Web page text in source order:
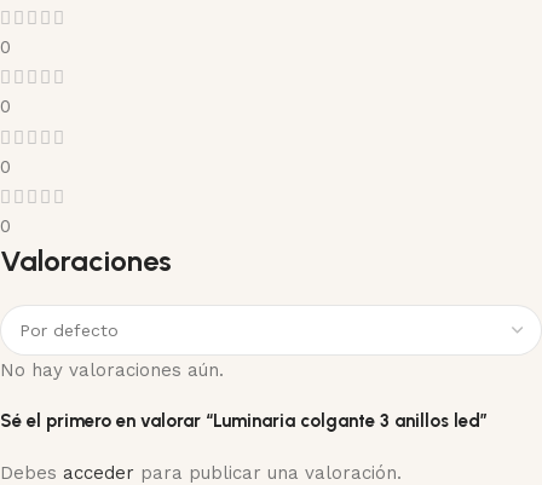
0
0
0
0
Valoraciones
No hay valoraciones aún.
Sé el primero en valorar “Luminaria colgante 3 anillos led”
Debes acceder para publicar una valoración.